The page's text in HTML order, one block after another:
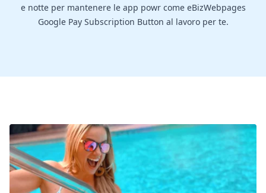
e notte per mantenere le app powr come eBizWebpages
Google Pay Subscription Button al lavoro per te.